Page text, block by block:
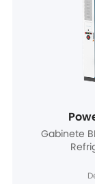
Gabinete